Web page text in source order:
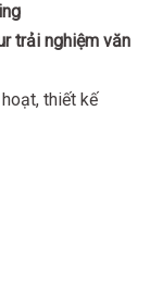
trải nghiệm văn
thiết kế